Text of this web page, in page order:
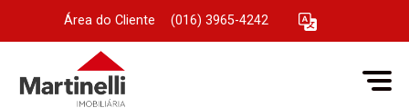
Área do Cliente (016) 3965-4242